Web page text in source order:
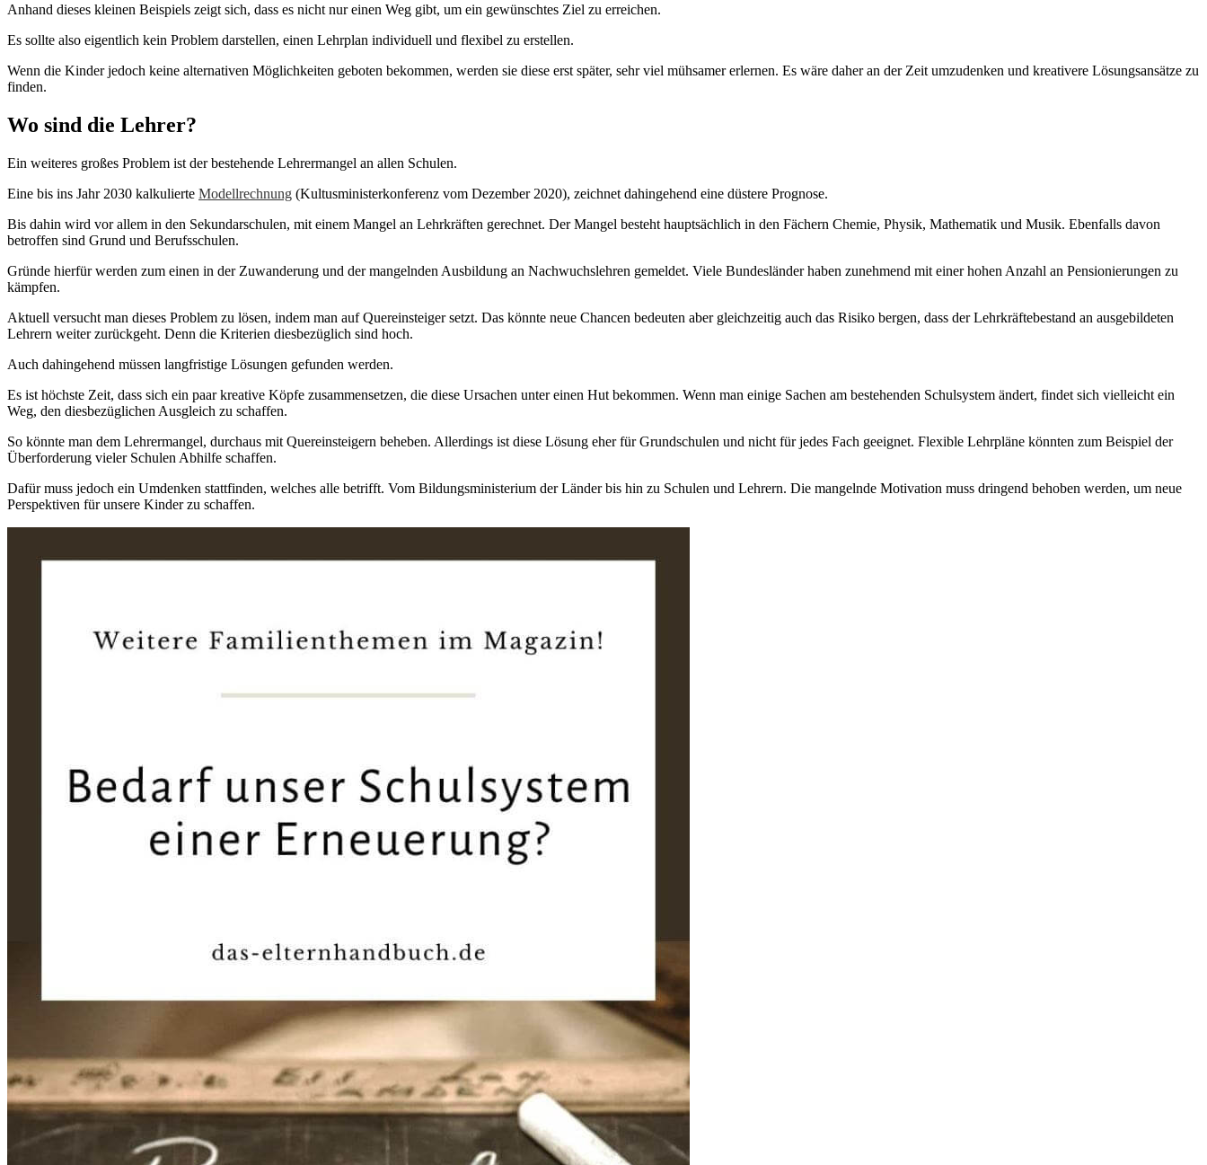
Anhand dieses kleinen Beispiels zeigt sich, dass es nicht nur einen Weg gibt, um ein gewünschtes Ziel zu erreichen.
Es sollte also eigentlich kein Problem darstellen, einen Lehrplan individuell und flexibel zu erstellen.
Wenn die Kinder jedoch keine alternativen Möglichkeiten geboten bekommen, werden sie diese erst später, sehr viel mühsamer erlernen. Es wäre daher an der Zeit umzudenken und kreativere Lösungsansätze zu
finden.
Wo sind die Lehrer?
Ein weiteres großes Problem ist der bestehende Lehrermangel an allen Schulen.
Eine bis ins Jahr 2030 kalkulierte Modellrechnung (Kultusministerkonferenz vom Dezember 2020), zeichnet dahingehend eine düstere Prognose.
Bis dahin wird vor allem in den Sekundarschulen, mit einem Mangel an Lehrkräften gerechnet. Der Mangel besteht hauptsächlich in den Fächern Chemie, Physik, Mathematik und Musik. Ebenfalls davon
betroffen sind Grund und Berufsschulen.
Gründe hierfür werden zum einen in der Zuwanderung und der mangelnden Ausbildung an Nachwuchslehren gemeldet. Viele Bundesländer haben zunehmend mit einer hohen Anzahl an Pensionierungen zu
kämpfen.
Aktuell versucht man dieses Problem zu lösen, indem man auf Quereinsteiger setzt. Das könnte neue Chancen bedeuten aber gleichzeitig auch das Risiko bergen, dass der Lehrkräftebestand an ausgebildeten
Lehrern weiter zurückgeht. Denn die Kriterien diesbezüglich sind hoch.
Auch dahingehend müssen langfristige Lösungen gefunden werden.
Es ist höchste Zeit, dass sich ein paar kreative Köpfe zusammensetzen, die diese Ursachen unter einen Hut bekommen. Wenn man einige Sachen am bestehenden Schulsystem ändert, findet sich vielleicht ein
Weg, den diesbezüglichen Ausgleich zu schaffen.
So könnte man dem Lehrermangel, durchaus mit Quereinsteigern beheben. Allerdings ist diese Lösung eher für Grundschulen und nicht für jedes Fach geeignet. Flexible Lehrpläne könnten zum Beispiel der
Überforderung vieler Schulen Abhilfe schaffen.
Dafür muss jedoch ein Umdenken stattfinden, welches alle betrifft. Vom Bildungsministerium der Länder bis hin zu Schulen und Lehrern. Die mangelnde Motivation muss dringend behoben werden, um neue
Perspektiven für unsere Kinder zu schaffen.